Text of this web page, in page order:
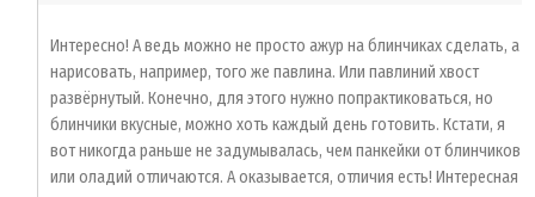
Интересно! А ведь можно не просто ажур на блинчиках сделать, а
нарисовать, например, того же павлина. Или павлиний хвост
развёрнутый. Конечно, для этого нужно попрактиковаться, но
блинчики вкусные, можно хоть каждый день готовить. Кстати, я
вот никогда раньше не задумывалась, чем панкейки от блинчиков
или оладий отличаются. А оказывается, отличия есть! Интересная